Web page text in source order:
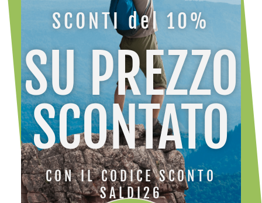
SCONTI del 10%
SU PREZZO
SCONTATO
CON IL CODICE SCONTO
SALDI26